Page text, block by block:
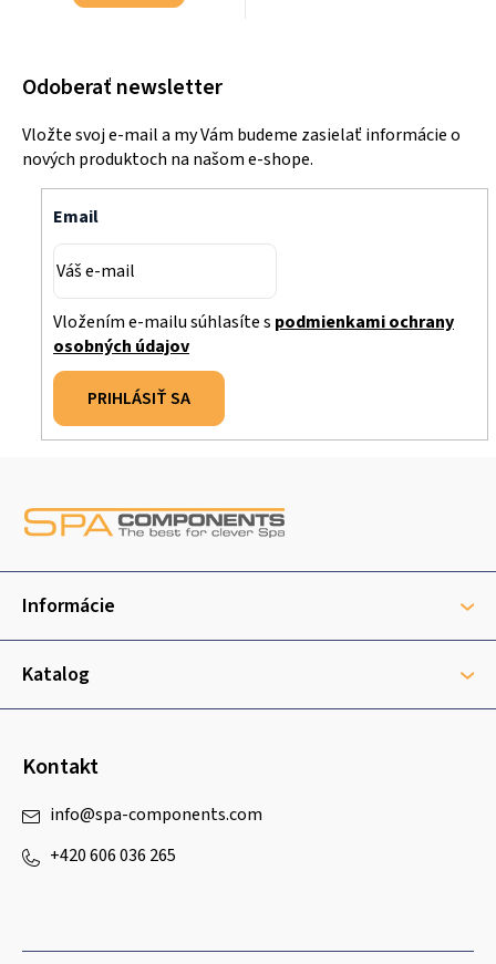
Odoberať newsletter
Vložte svoj e-mail a my Vám budeme zasielať informácie o
nových produktoch na našom e-shope.
Email
Vložením e-mailu súhlasíte s podmienkami ochrany
osobných údajov
PRIHLÁSIŤ SA
ä
i
Informácie
Katalog
Kontakt
info@spa-components.com
+420 606 036 265